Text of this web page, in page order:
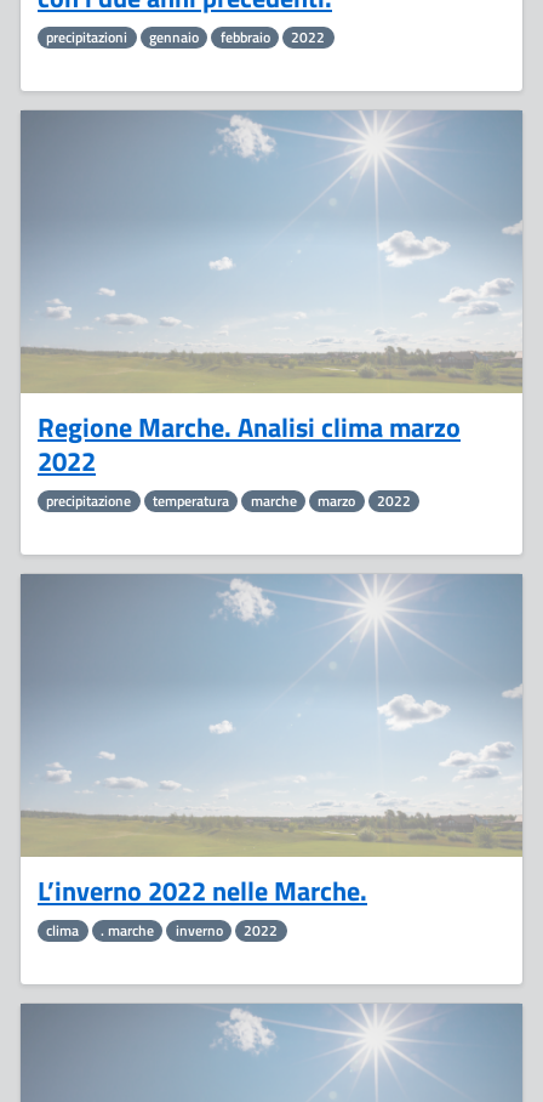
precipitazioni gennaio febbraio 2022
Regione Marche. Analisi clima marzo
2022
precipitazione temperatura marche marzo 2022
L’inverno 2022 nelle Marche.
clima . marche inverno 2022